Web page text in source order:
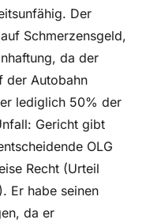
Der
Schmerzensgeld,
da der
der Autobahn
lediglich 50% der
Gericht gibt
OLG
Recht (Urteil
Er habe seinen
da er